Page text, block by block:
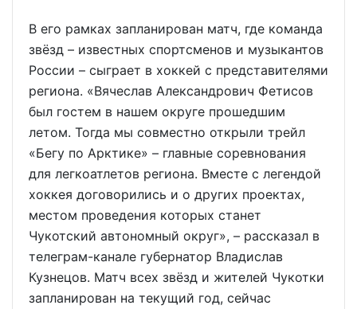
В его рамках запланирован матч, где команда
звёзд – известных спортсменов и музыкантов
России – сыграет в хоккей с представителями
региона. «Вячеслав Александрович Фетисов
был гостем в нашем округе прошедшим
летом. Тогда мы совместно открыли трейл
«Бегу по Арктике» – главные соревнования
для легкоатлетов региона. Вместе с легендой
хоккея договорились и о других проектах,
местом проведения которых станет
Чукотский автономный округ», – рассказал в
телеграм-канале губернатор Владислав
Кузнецов. Матч всех звёзд и жителей Чукотки
запланирован на текущий год, сейчас